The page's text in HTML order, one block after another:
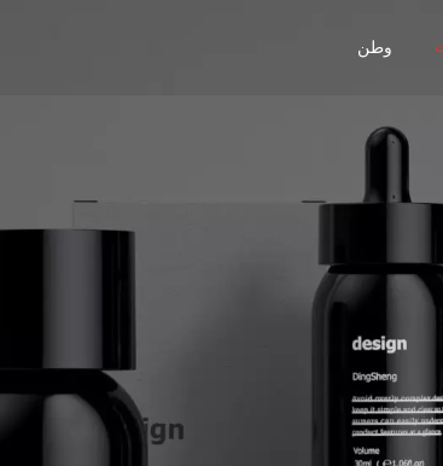
وطن